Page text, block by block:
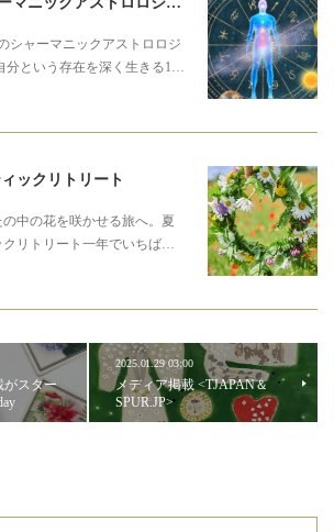
シャーマニックアストロロジ
分という存在を深く生きる1…
ックリトリート
中の花を咲かせる旅へ。夏
リトリート一年でいちば…
がスター
2025.01.29 03:00
メディア掲載 <TJAPAN＆
SPUR.JP>